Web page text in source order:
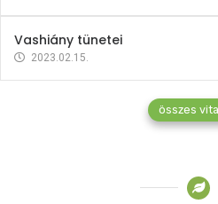
Vashiány tünetei
2023.02.15.
összes